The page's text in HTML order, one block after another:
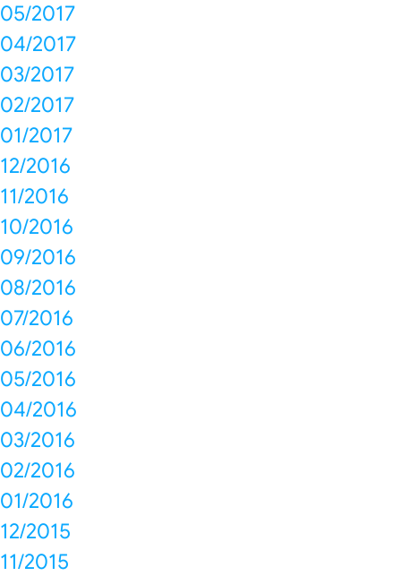
05/2017
04/2017
03/2017
02/2017
01/2017
12/2016
11/2016
10/2016
09/2016
08/2016
07/2016
06/2016
05/2016
04/2016
03/2016
02/2016
01/2016
12/2015
11/2015